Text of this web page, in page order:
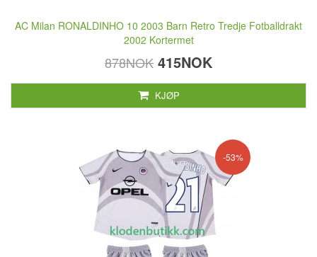
AC Milan RONALDINHO 10 2003 Barn Retro Tredje Fotballdrakt
2002 Kortermet
878NOK 415NOK
KJØP
-53%